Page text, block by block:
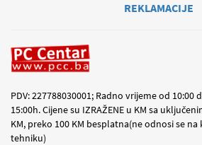
REKLAMACIJE
PDV: 227788030001; Radno vrijeme od 10:00
15:00h. Cijene su IZRAŽENE u KM sa
KM, preko 100 KM besplatna(ne odnosi se
tehniku)